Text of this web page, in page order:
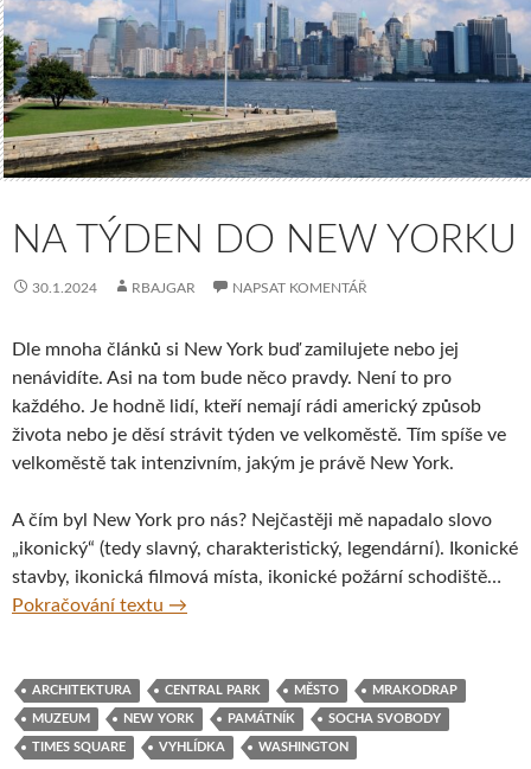
NA TÝDEN DO NEW YORKU
30.1.2024 RBAJGAR NAPSAT KOMENTÁŘ
Dle mnoha článků si New York buď zamilujete nebo jej
nenávidíte. Asi na tom bude něco pravdy. Není to pro
každého. Je hodně lidí, kteří nemají rádi americký způsob
života nebo je děsí strávit týden ve velkoměstě. Tím spíše ve
velkoměstě tak intenzivním, jakým je právě New York.
A čím byl New York pro nás? Nejčastěji mě napadalo slovo
„ikonický“ (tedy slavný, charakteristický, legendární). Ikonické
stavby, ikonická filmová místa, ikonické požární schodiště…
Pokračování textu Na týden do New Yorku
→
ARCHITEKTURA CENTRAL PARK MĚSTO MRAKODRAP
MUZEUM NEW YORK PAMÁTNÍK SOCHA SVOBODY
TIMES SQUARE VYHLÍDKA WASHINGTON